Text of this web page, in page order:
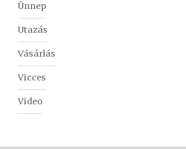
Ünnep
Utazás
Vásárlás
Vicces
Video